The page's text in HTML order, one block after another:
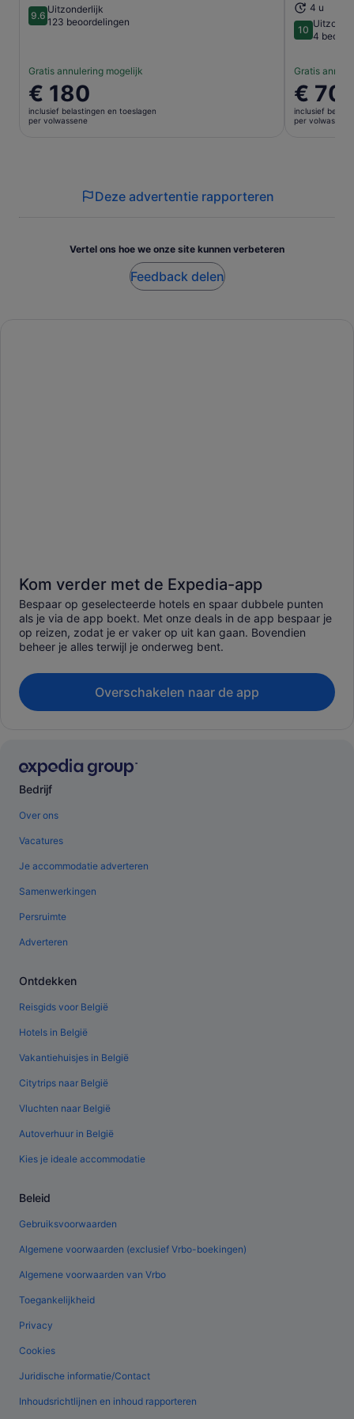
9.69.6 van 10
Uitzonderlijk
123 beoordelingen
Gratis annulering mogelijk
De
prijs
is
€ 180
inclusief belastingen en toeslagen
per volwassene
4 u
1010 van 10
4
Gratis
De
prijs
is
€ 70
inclusief
per volwassene
Deze advertentie rapporteren
Vertel ons hoe we onze site kunnen verbeteren
Feedback delen
Kom verder met de Expedia-app
Bespaar op geselecteerde hotels en spaar dubbele punten
als je via de app boekt. Met onze deals in de app bespaar je
op reizen, zodat je er vaker op uit kan gaan. Bovendien
beheer je alles terwijl je onderweg bent.
Overschakelen naar de app
Bedrijf
Over ons
Vacatures
Je accommodatie adverteren
Samenwerkingen
Persruimte
Adverteren
Ontdekken
Reisgids voor België
Hotels in België
Vakantiehuisjes in België
Citytrips naar België
Vluchten naar België
Autoverhuur in België
Kies je ideale accommodatie
Beleid
Gebruiksvoorwaarden
Algemene voorwaarden (exclusief Vrbo-boekingen)
Algemene voorwaarden van Vrbo
Toegankelijkheid
Privacy
Cookies
Juridische informatie/Contact
Inhoudsrichtlijnen en inhoud rapporteren